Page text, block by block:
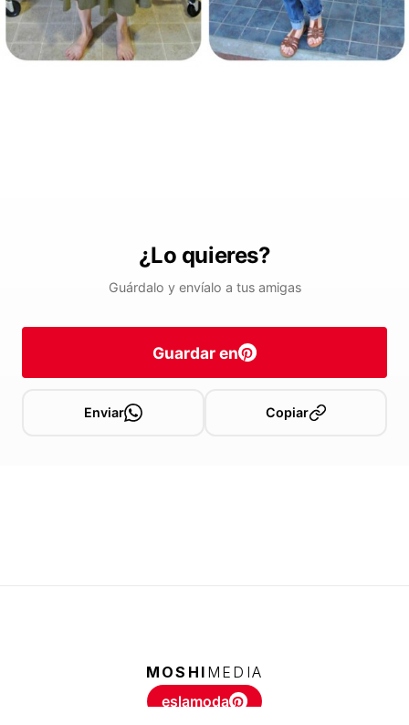
¿Lo quieres?
Guárdalo y envíalo a tus amigas
Guardar en
Enviar Copiar
MOSHI MEDIA
eslamoda